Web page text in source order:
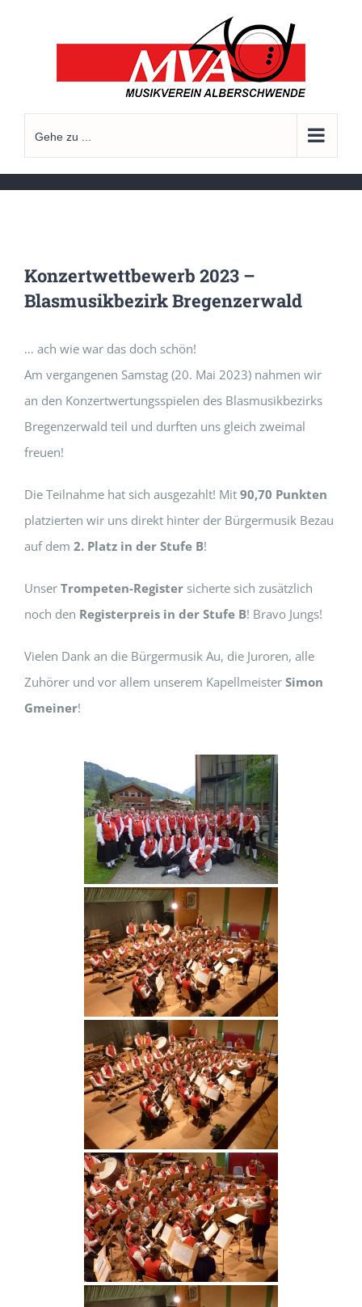
Gehe zu ...
Konzertwettbewerb 2023 –
Blasmusikbezirk Bregenzerwald
… ach wie war das doch schön!
Am vergangenen Samstag (20. Mai 2023) nahmen wir
an den Konzertwertungsspielen des Blasmusikbezirks
Bregenzerwald teil und durften uns gleich zweimal
freuen!
Die Teilnahme hat sich ausgezahlt! Mit 90,70 Punkten
platzierten wir uns direkt hinter der Bürgermusik Bezau
auf dem 2. Platz in der Stufe B!
Unser Trompeten-Register sicherte sich zusätzlich
noch den Registerpreis in der Stufe B! Bravo Jungs!
Vielen Dank an die Bürgermusik Au, die Juroren, alle
Zuhörer und vor allem unserem Kapellmeister Simon
Gmeiner!